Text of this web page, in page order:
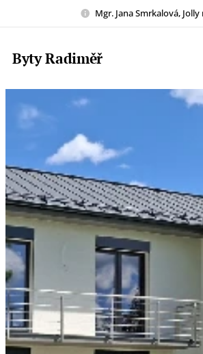
Mgr. Jana Smrkalová,
Byty Radiměř